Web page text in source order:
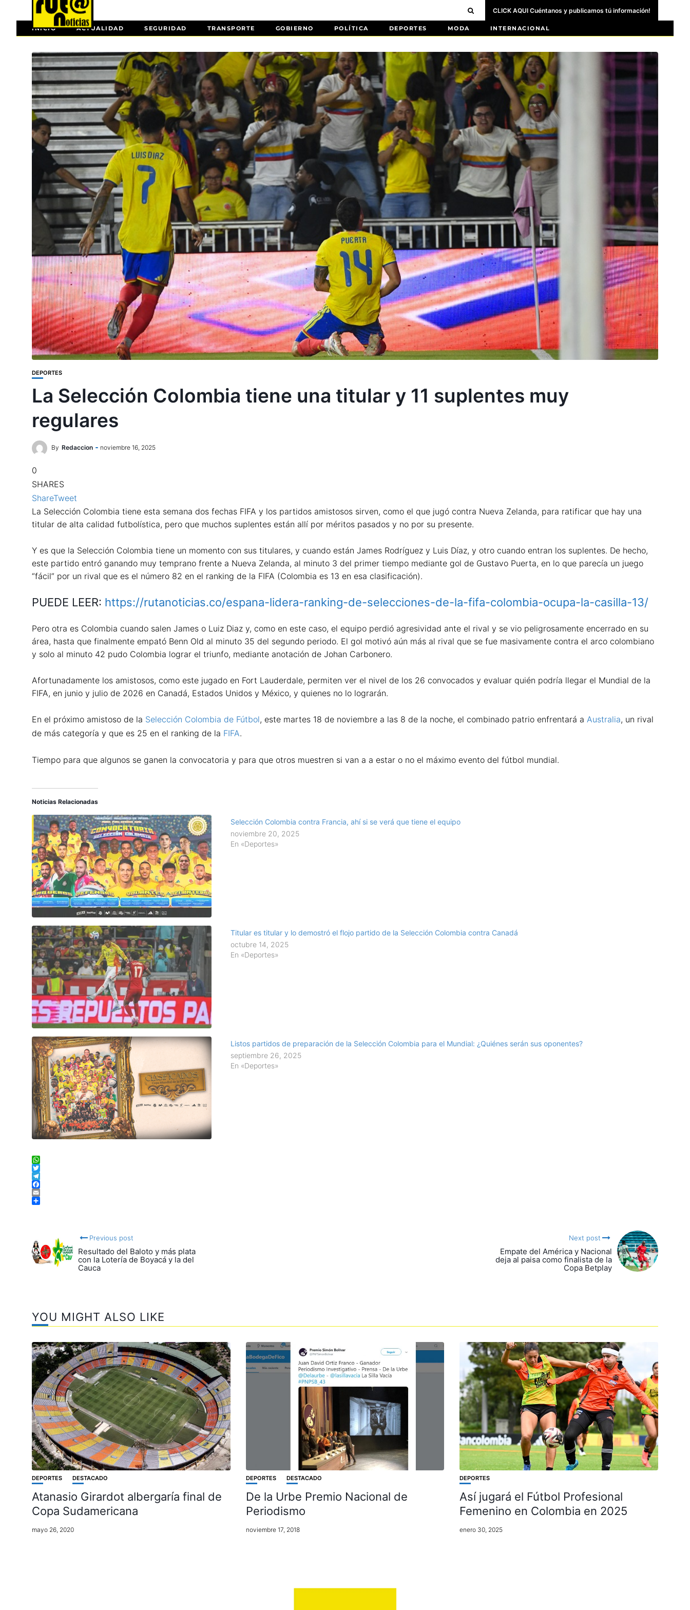
CLICK AQUI Cuéntanos y publicamos tú información!
INICIO ACTUALIDAD SEGURIDAD TRANSPORTE GOBIERNO POLÍTICA DEPORTES MODA INTERNACIONAL
DEPORTES
La Selección Colombia tiene una titular y 11 suplentes muy
regulares
By Redaccion noviembre 16, 2025
0
SHARES
ShareTweet
La Selección Colombia tiene esta semana dos fechas FIFA y los partidos amistosos sirven, como el que jugó contra Nueva Zelanda, para ratificar que hay una
titular de alta calidad futbolística, pero que muchos suplentes están allí por méritos pasados y no por su presente.
Y es que la Selección Colombia tiene un momento con sus titulares, y cuando están James Rodríguez y Luis Díaz, y otro cuando entran los suplentes. De hecho,
este partido entró ganando muy temprano frente a Nueva Zelanda, al minuto 3 del primer tiempo mediante gol de Gustavo Puerta, en lo que parecía un juego
“fácil” por un rival que es el número 82 en el ranking de la FIFA (Colombia es 13 en esa clasificación).
PUEDE LEER: https://rutanoticias.co/espana-lidera-ranking-de-selecciones-de-la-fifa-colombia-ocupa-la-casilla-13/
Pero otra es Colombia cuando salen James o Luiz Diaz y, como en este caso, el equipo perdió agresividad ante el rival y se vio peligrosamente encerrado en su
área, hasta que finalmente empató Benn Old al minuto 35 del segundo periodo. El gol motivó aún más al rival que se fue masivamente contra el arco colombiano
y solo al minuto 42 pudo Colombia lograr el triunfo, mediante anotación de Johan Carbonero.
Afortunadamente los amistosos, como este jugado en Fort Lauderdale, permiten ver el nivel de los 26 convocados y evaluar quién podría llegar el Mundial de la
FIFA, en junio y julio de 2026 en Canadá, Estados Unidos y México, y quienes no lo lograrán.
En el próximo amistoso de la Selección Colombia de Fútbol, este martes 18 de noviembre a las 8 de la noche, el combinado patrio enfrentará a Australia, un rival
de más categoría y que es 25 en el ranking de la FIFA.
Tiempo para que algunos se ganen la convocatoria y para que otros muestren si van a a estar o no el máximo evento del fútbol mundial.
Noticias Relacionadas
Selección Colombia contra Francia, ahí si se verá que tiene el equipo
noviembre 20, 2025
En «Deportes»
Titular es titular y lo demostró el flojo partido de la Selección Colombia contra Canadá
octubre 14, 2025
En «Deportes»
Listos partidos de preparación de la Selección Colombia para el Mundial: ¿Quiénes serán sus oponentes?
septiembre 26, 2025
En «Deportes»
WhatsApp
Twitter
Telegram
Facebook
Email
Previous post
Resultado del Baloto y más plata
con la Lotería de Boyacá y la del
Cauca
Next post
Empate del América y Nacional
deja al paisa como finalista de la
Copa Betplay
YOU MIGHT ALSO LIKE
DEPORTES DESTACADO
Atanasio Girardot albergaría final de
Copa Sudamericana
mayo 26, 2020
DEPORTES DESTACADO
De la Urbe Premio Nacional de
Periodismo
noviembre 17, 2018
DEPORTES
Así jugará el Fútbol Profesional
Femenino en Colombia en 2025
enero 30, 2025